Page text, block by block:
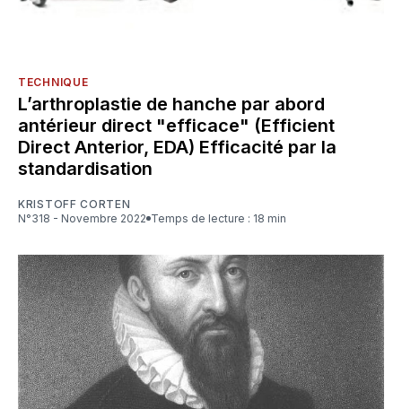
TECHNIQUE
L’arthroplastie de hanche par abord
antérieur direct "efficace" (Efficient
Direct Anterior, EDA) Efficacité par la
standardisation
KRISTOFF CORTEN
N°318 - Novembre 2022
Temps de lecture : 18 min